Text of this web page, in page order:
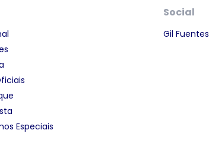
Especiais
Social
Gil Fuentes